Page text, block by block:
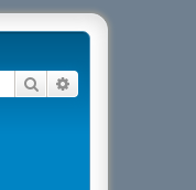
Rechercher